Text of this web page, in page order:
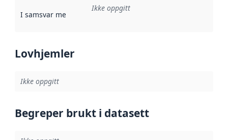
I samsvar med Referanse til en implementasjonsregel
Ikke oppgitt
Lovhjemler
Ikke oppgitt
Begreper brukt i datasett